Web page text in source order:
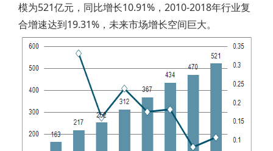
模为521亿元，同比增长10.91%，2010-2018年行业复
合增速达到19.31%，未来市场增长空间巨大。